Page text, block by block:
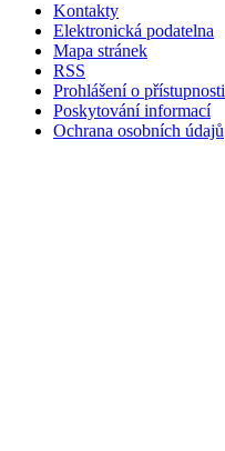
Kontakty
Elektronická podatelna
Mapa stránek
RSS
Prohlášení o přístupnosti
Poskytování informací
Ochrana osobních údajů